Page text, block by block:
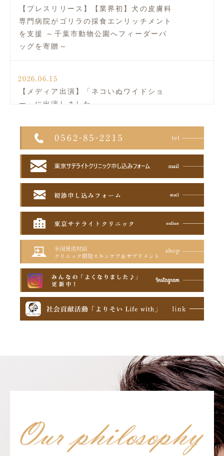
【プレスリリース】【業界初】犬の皮膚科
専門病院がゴリラの採食エンリッチメント
を支援 ～千葉市動物公園へフィーダーバ
ッグを寄贈～
2026.06.15
【メディア出演】「ネコいぬワイドショ
ー」に出演しました
2026.06.04
【メディア掲載】ワンちゃんホンポに掲載
されました
2026.05.16
【全国往診レポート】 あなたの街へ犬の
皮膚科専門ドクターが会いに行きます
～九州・沖縄編 ゴールデンウィーク
2026.04.30
新しい治療実績を更新しました。
2026.04.24
木設置・動物福祉学びの場づくりへ～